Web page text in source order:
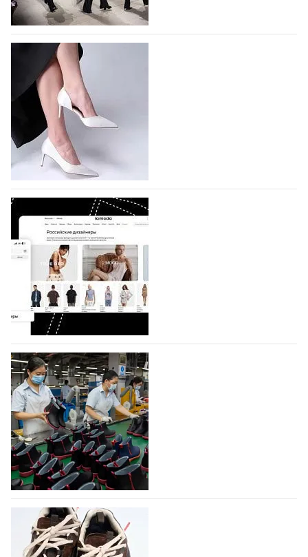
На участие в Московской неделе моды
подано 1047 заявок
На участие в седьмой Московской неделе моды,
которая пройдет в российской столице с 26 сентября
по 1 октября, уже подано 1047 заявок. Примерно
половину из них (494) прислали дизайнеры,
коллекции которых не были представлены в…
07.08.2026 247
BALLINA представит свои новинки на Euro
Shoes
Компания BALLINA Guangzhou Lihuang Footwear
Co., Ltd., основанная в 2011 году и расположенная в
Гуанчжоу, столице моды Китая, является
профессиональной обувной компанией,
объединяющей разработку, производство и…
07.08.2026 190
На платформе Lamoda - новый раздел и
условия продвижения локальных
дизайнерских марок
Российский маркетплейс Lamoda решил обновить
раздел для продажи продукции локальных
дизайнерских марок одежды, обуви и аксессуаров.
Бренды также получат маркетинговую…
06.08.2026 426
Объем мирового производства обуви в
2025 году практически не увеличился